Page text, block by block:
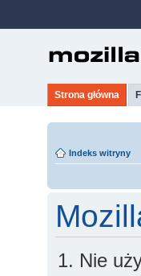
Strona główna
Indeks witryny
Nie